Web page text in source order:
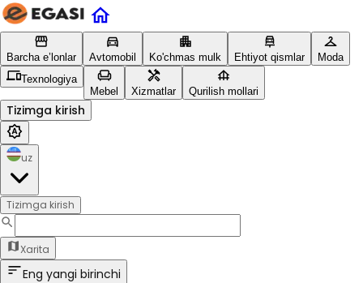
Barcha e’lonlar Avtomobil Ko'chmas mulk Ehtiyot qismlar
Moda
Texnologiya
Mebel
Xizmatlar Qurilish mollari
Tizimga kirish
uz
Tizimga kirish
Xarita
Eng yangi birinchi